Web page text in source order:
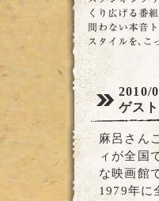
2010/
ゲス
麻呂さん
ィが全国
な映画館
1979年に